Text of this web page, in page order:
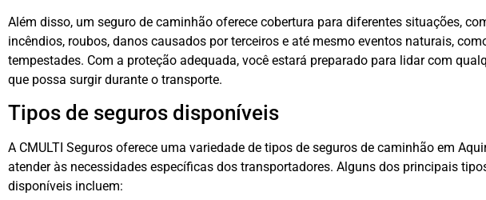
Além disso, um seguro de caminhão oferece cobertura para diferentes situações,
incêndios, roubos, danos causados por terceiros e até mesmo eventos naturais,
tempestades. Com a proteção adequada, você estará preparado para lidar com
que possa surgir durante o transporte.
Tipos de seguros disponíveis
A CMULTI Seguros oferece uma variedade de tipos de seguros de caminhão em
atender às necessidades específicas dos transportadores. Alguns dos principais
disponíveis incluem: